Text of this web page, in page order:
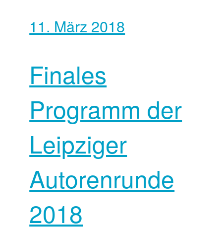
11. März 2018
Finales
Programm der
Leipziger
Autorenrunde
2018